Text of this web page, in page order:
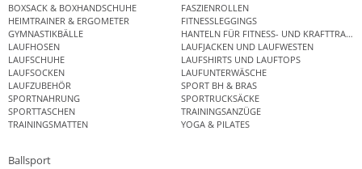
BOXSACK & BOXHANDSCHUHE
FASZIENROLLEN
HEIMTRAINER & ERGOMETER
FITNESSLEGGINGS
GYMNASTIKBÄLLE
HANTELN FÜR FITNESS- UND
LAUFHOSEN
LAUFJACKEN UND LAUFWESTEN
LAUFSCHUHE
LAUFSHIRTS UND LAUFTOPS
LAUFSOCKEN
LAUFUNTERWÄSCHE
LAUFZUBEHÖR
SPORT BH & BRAS
SPORTNAHRUNG
SPORTRUCKSÄCKE
SPORTTASCHEN
TRAININGSANZÜGE
TRAININGSMATTEN
YOGA & PILATES
Ballsport